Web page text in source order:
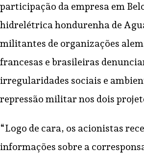
participação da empresa em
hidrelétrica hondurenha de
militantes de organizações
francesas e brasileiras
irregularidades sociais e
repressão militar nos dois
“Logo de cara, os acionistas
informações sobre a